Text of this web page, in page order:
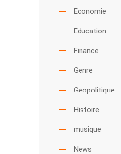
Economie
Education
Finance
Genre
Géopolitique
Histoire
musique
News